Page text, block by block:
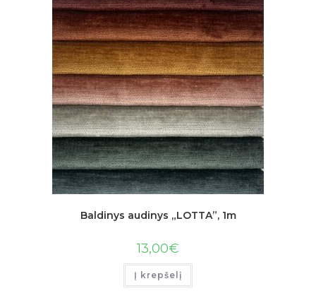
Baldinys audinys „LOTTA”, 1m
13,00€
Į krepšelį